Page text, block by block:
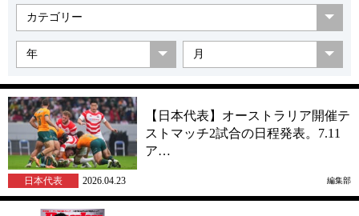
【日本代表】オーストラリア開催テ
ストマッチ2試合の日程発表。7.11
ア…
日本代表 2026.04.23 編集部